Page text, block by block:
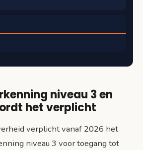
niveau 3 en
het verplicht
verplicht vanaf 2026 het
niveau 3 voor toegang tot